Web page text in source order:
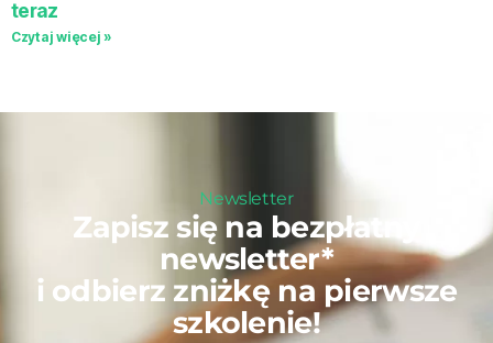
teraz
Czytaj więcej »
Newsletter
Zapisz się na bezpłatny
newsletter*
i odbierz zniżkę na pierwsze
szkolenie!